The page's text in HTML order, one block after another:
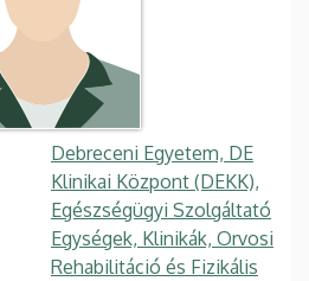
Debreceni Egyetem, DE
Klinikai Központ (DEKK),
Egészségügyi Szolgáltató
Egységek, Klinikák, Orvosi
Rehabilitáció és Fizikális